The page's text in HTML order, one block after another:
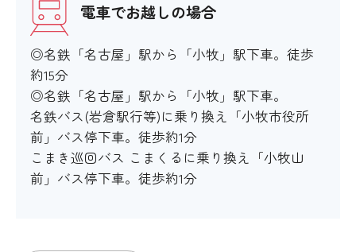
電車でお越しの場合
◎名鉄「名古屋」駅から「小牧」駅下車。徒歩
約15分
◎名鉄「名古屋」駅から「小牧」駅下車。
名鉄バス(岩倉駅行等)に乗り換え「小牧市役所
前」バス停下車。徒歩約1分
こまき巡回バス こまくるに乗り換え「小牧山
前」バス停下車。徒歩約1分